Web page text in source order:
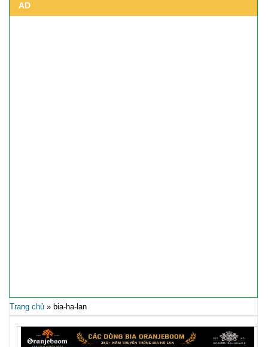
AD
Trang chủ» bia-ha-lan